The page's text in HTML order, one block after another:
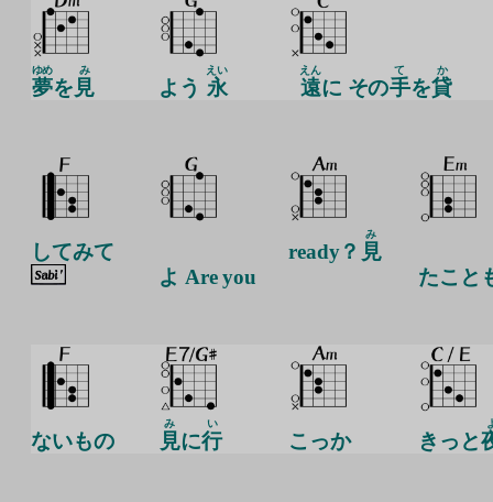
夢
ゆめ
を 見
み
よう 永
えい
遠
えん
に その手
て
を貸
か
してみて
よ Are you
ready？ 見
み
たこと
ないもの 見
み
に行
い
こっか きっと